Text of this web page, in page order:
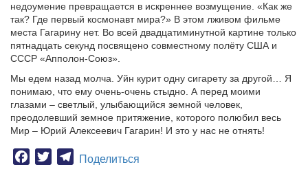
недоумение превращается в искреннее возмущение. «Как же
так? Где первый космонавт мира?» В этом лживом фильме
места Гагарину нет. Во всей двадцатиминутной картине только
пятнадцать секунд посвящено совместному полёту США и
СССР «Апполон-Союз».
Мы едем назад молча. Уйн курит одну сигарету за другой… Я
понимаю, что ему очень-очень стыдно. А перед моими
глазами – светлый, улыбающийся земной человек,
преодолевший земное притяжение, которого полюбил весь
Мир – Юрий Алексеевич Гагарин! И это у нас не отнять!
Facebook
TwitterTelegram
Поделиться